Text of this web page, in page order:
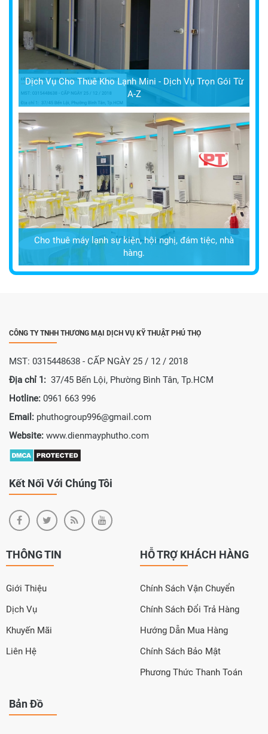
Dịch Vụ Cho Thuê Kho Lạnh Mini - Dịch Vụ Trọn Gói Từ
A-Z
Cho thuê máy lạnh sự kiện, hội nghị, đám tiệc, nhà
hàng.
CÔNG TY TNHH THƯƠNG MẠI DỊCH VỤ KỸ THUẬT PHÚ THỌ
MST: 0315448638 - CẤP NGÀY 25 / 12 / 2018
Địa chỉ 1: 37/45 Bến Lội, Phường Bình Tân, Tp.HCM
Hotline: 0961 663 996
Email: phuthogroup996@gmail.com
Website: www.dienmayphutho.com
Kết Nối Với Chúng Tôi
THÔNG TIN
Giới Thiệu
Dịch Vụ
Khuyến Mãi
Liên Hệ
HỖ TRỢ KHÁCH HÀNG
Chính Sách Vận Chuyển
Chính Sách Đổi Trả Hàng
Hướng Dẫn Mua Hàng
Chính Sách Bảo Mật
Phương Thức Thanh Toán
Bản Đồ